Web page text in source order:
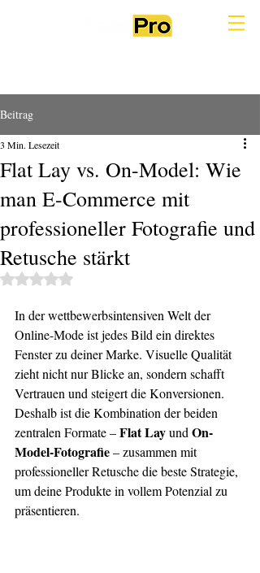
Beitrag
Flat Lay vs. On-Model: Wie
man E-Commerce mit
professioneller Fotografie und
Retusche stärkt
3 Min. Lesezeit
Mit NaN von 5 Sternen bewertet.
In der wettbewerbsintensiven Welt der
Online-Mode ist jedes Bild ein direktes
Fenster zu deiner Marke. Visuelle Qualität
zieht nicht nur Blicke an, sondern schafft
Vertrauen und steigert die Konversionen.
Deshalb ist die Kombination der beiden
zentralen Formate – Flat Lay und On-
Model-Fotografie – zusammen mit
professioneller Retusche die beste Strategie,
um deine Produkte in vollem Potenzial zu
präsentieren.